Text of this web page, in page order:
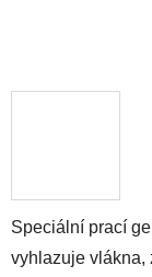
Speciální prací
vyhlazuje vlákna,